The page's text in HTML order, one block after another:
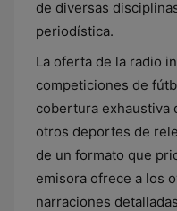
de diversas
periodística.
La oferta de la radio
competiciones de
cobertura exhaustiva
otros deportes de
de un formato que
emisora ofrece a los
narraciones